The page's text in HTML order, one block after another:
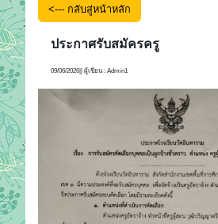
<--- กลับสู่หน้าหลัก
ประกาศรับสมัครครู
09/06/2026|| ผู้เขียน : Admin1